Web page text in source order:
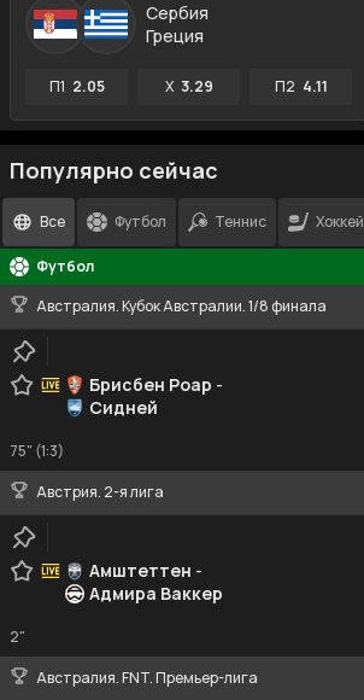
Сербия
Греция
П1 2.05 X 3.29 П2 4.11
Популярно сейчас
Все Футбол Теннис Хоккей
Футбол
Австралия. Кубок Австралии. 1/8 финала
Брисбен Роар -
Сидней
75" (1:3)
Австрия. 2-я лига
Амштеттен -
Адмира Ваккер
2"
Австралия. FNT. Премьер-лига